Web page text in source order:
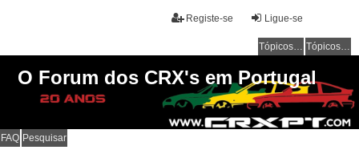
Ligue-se
Registe-se
Tópicos sem resposta Tópicos ativos
O Forum dos CRX's em Portugal
FAQ Pesquisar